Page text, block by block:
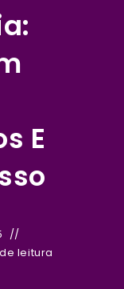
E
leitura